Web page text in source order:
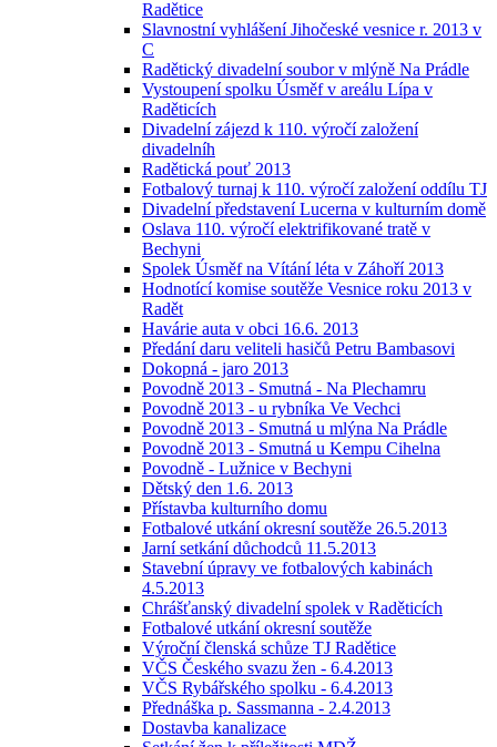
Radětice
Slavnostní vyhlášení Jihočeské vesnice r. 2013 v
C
Radětický divadelní soubor v mlýně Na Prádle
Vystoupení spolku Úsměf v areálu Lípa v
Raděticích
Divadelní zájezd k 110. výročí založení
divadelníh
Radětická pouť 2013
Fotbalový turnaj k 110. výročí založení oddílu TJ
Divadelní představení Lucerna v kulturním domě
Oslava 110. výročí elektrifikované tratě v
Bechyni
Spolek Úsměf na Vítání léta v Záhoří 2013
Hodnotící komise soutěže Vesnice roku 2013 v
Radět
Havárie auta v obci 16.6. 2013
Předání daru veliteli hasičů Petru Bambasovi
Dokopná - jaro 2013
Povodně 2013 - Smutná - Na Plechamru
Povodně 2013 - u rybníka Ve Vechci
Povodně 2013 - Smutná u mlýna Na Prádle
Povodně 2013 - Smutná u Kempu Cihelna
Povodně - Lužnice v Bechyni
Dětský den 1.6. 2013
Přístavba kulturního domu
Fotbalové utkání okresní soutěže 26.5.2013
Jarní setkání důchodců 11.5.2013
Stavební úpravy ve fotbalových kabinách
4.5.2013
Chrášťanský divadelní spolek v Raděticích
Fotbalové utkání okresní soutěže
Výroční členská schůze TJ Radětice
VČS Českého svazu žen - 6.4.2013
VČS Rybářského spolku - 6.4.2013
Přednáška p. Sassmanna - 2.4.2013
Dostavba kanalizace